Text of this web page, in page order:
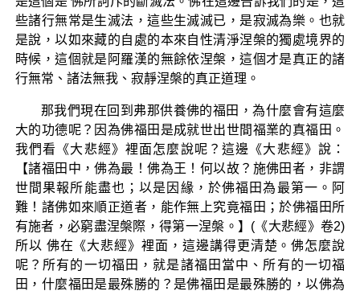
些諸行無常是生滅法，這些生滅滅已，是寂滅為樂。也就
是說，以如來藏的自處的本來自性清淨涅槃的獨處境界的
時候，這個就是阿羅漢的無餘依涅槃，這個才是真正的諸
行無常、諸法無我、寂靜涅槃的真正道理。
那我們現在回到弗那供養佛的福田，為什麼會有這麼
大的功德呢？因為佛福田是成就世出世間福業的真福田。
我們看《大悲經》裡面怎麼說呢？這邊《大悲經》說：
【諸福田中，佛為最！佛為王！何以故？施佛田者，非謂
世間果報所能盡也；以是因緣，於佛福田為最第一。阿
難！諸佛如來順正道者，能作無上究竟福田；於佛福田所
有施者，必窮盡涅槃際，得第一涅槃。】(《大悲經》卷2)
所以 佛在《大悲經》裡面，這邊講得更清楚。佛怎麼說
呢？所有的一切福田，就是諸福田當中、所有的一切福
田，什麼福田是最殊勝的？是佛福田是最殊勝的，以佛為